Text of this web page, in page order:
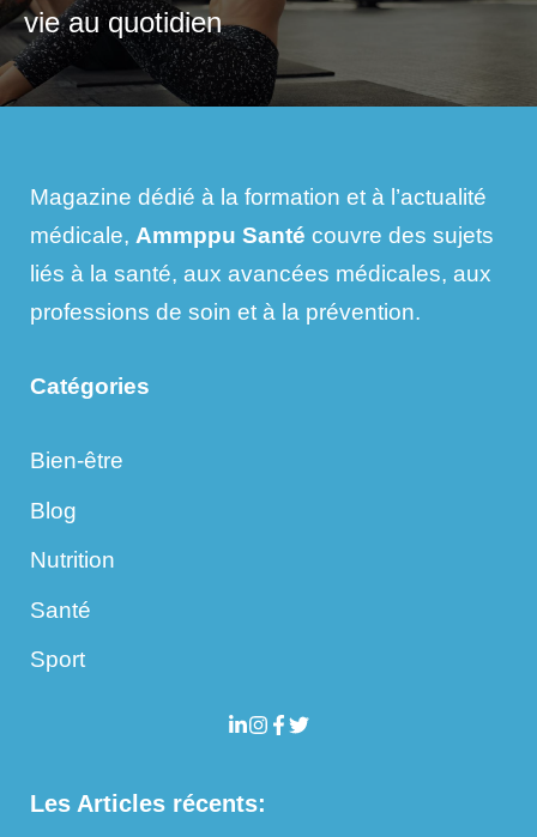
vie au quotidien
Magazine dédié à la formation et à l’actualité
médicale, Ammppu Santé couvre des sujets
liés à la santé, aux avancées médicales, aux
professions de soin et à la prévention.
Catégories
Bien-être
Blog
Nutrition
Santé
Sport
Les Articles récents: